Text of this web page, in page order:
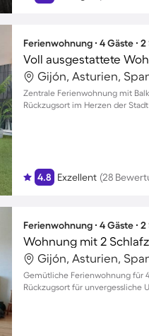
Ferienwohnung ∙ 4 Gäste ∙
Gijón, Asturien,
Zentrale Ferienwohnung mit
Rückzugsort im Herzen der Stadt
4.8 Exzellent (28
Ferienwohnung ∙ 4 Gäste ∙
Wohnung mit 2
Gijón, Asturien,
Gemütliche Ferienwohnung für
Rückzugsort für unvergessliche